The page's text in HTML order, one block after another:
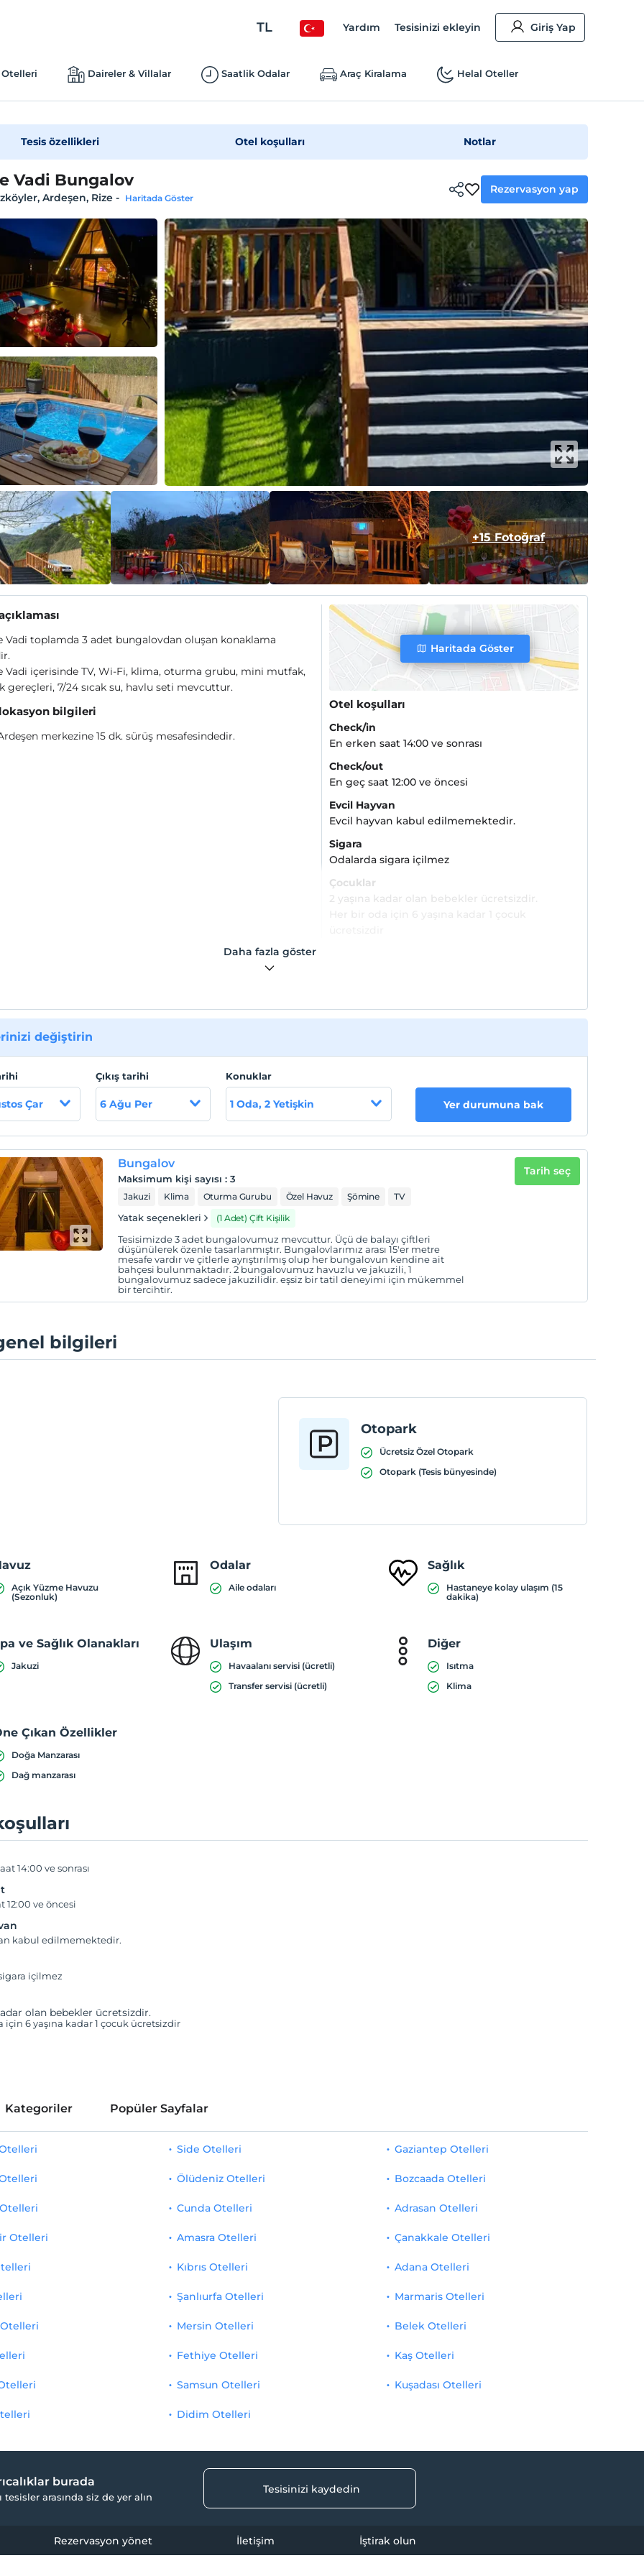
TL Yardım Tesisinizi ekleyin Giriş Yap
Daireler & Villalar Saatlik Odalar Araç Kiralama Helal Oteller
Tesis özellikleri Otel koşulları Notlar
Vadi Bungalov
Ardeşen, Rize- Haritada Göster
Rezervasyon yap
+15 Fotoğraf
Vadi toplamda 3 adet bungalovdan oluşan konaklama
Vadi içerisinde TV, Wi-Fi, klima, oturma grubu, mini mutfak,
gereçleri, 7/24 sıcak su, havlu seti mevcuttur.
bilgileri
merkezine 15 dk. sürüş mesafesindedir.
Haritada Göster
Otel koşulları
Check/in
En erken saat 14:00 ve sonrası
Check/out
En geç saat 12:00 ve öncesi
Evcil Hayvan
Evcil hayvan kabul edilmemektedir.
Sigara
Odalarda sigara içilmez
Çocuklar
2 yaşına kadar olan bebekler ücretsizdir.
Daha fazla göster
değiştirin
Çar
Çıkış tarihi
6 Ağu Per
Konuklar
1 Oda, 2 Yetişkin Yer durumuna bak
Bungalov
Maksimum kişi sayısı :3
Jakuzi Klima Oturma Gurubu Özel Havuz Şömine TV
Yatak seçenekleri (1 Adet) Çift Kişilik
Tesisimizde 3 adet bungalovumuz mevcuttur. Üçü de balayı çiftleri
düşünülerek özenle tasarlanmıştır. Bungalovlarımız arası 15'er metre
mesafe vardır ve çitlerle ayrıştırılmış olup her bungalovun kendine ait
bahçesi bulunmaktadır. 2 bungalovumuz havuzlu ve jakuzili, 1
bungalovumuz sadece jakuzilidir. eşsiz bir tatil deneyimi için mükemmel
bir tercihtir.
Tarih seç
bilgileri
Otopark
Ücretsiz Özel Otopark
Otopark (Tesis bünyesinde)
Açık Yüzme Havuzu
(Sezonluk)
Odalar
Aile odaları
Sağlık
Hastaneye kolay ulaşım (15
dakika)
ve Sağlık Olanakları
Jakuzi
Ulaşım
Havaalanı servisi (ücretli)
Transfer servisi (ücretli)
Diğer
Isıtma
Klima
Çıkan Özellikler
Doğa Manzarası
Dağ manzarası
14:00 ve sonrası
12:00 ve öncesi
kabul edilmemektedir.
içilmez
olan bebekler ücretsizdir.
için 6 yaşına kadar 1 çocuk ücretsizdir
Kategoriler Popüler Sayfalar
Otelleri
Side Otelleri
Ölüdeniz Otelleri
Cunda Otelleri
Amasra Otelleri
Kıbrıs Otelleri
Gaziantep Otelleri
Bozcaada Otelleri
Adrasan Otelleri
Çanakkale Otelleri
Adana Otelleri
Şanlıurfa Otelleri
Mersin Otelleri
Fethiye Otelleri
Samsun Otelleri
Didim Otelleri
Marmaris Otelleri
Belek Otelleri
Kaş Otelleri
Kuşadası Otelleri
burada
tesisler arasında siz de yer alın
Tesisinizi kaydedin
Rezervasyon yönet İletişim İştirak olun